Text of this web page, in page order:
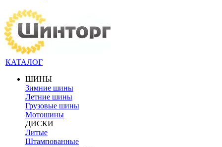
КАТАЛОГ
ШИНЫ
Зимние шины
Летние шины
Грузовые шины
Мотошины
ДИСКИ
Литые
Штампованные